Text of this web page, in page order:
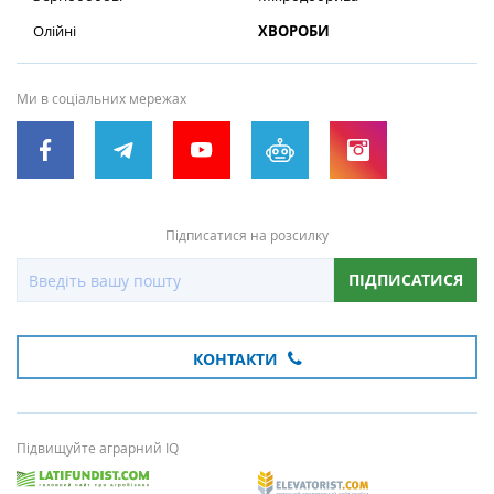
Олійні
ХВОРОБИ
Ми в соціальних мережах
Підписатися на розсилку
ПІДПИСАТИСЯ
КОНТАКТИ
Підвищуйте аграрний IQ